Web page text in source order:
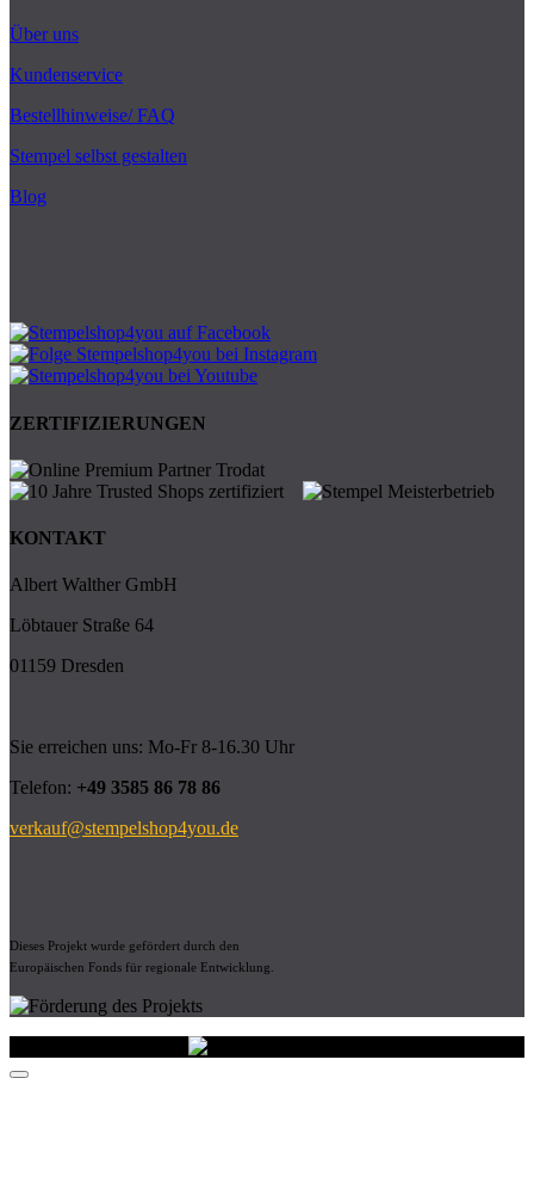
Über uns
Kundenservice
Bestellhinweise/ FAQ
Stempel selbst gestalten
Blog
ZERTIFIZIERUNGEN
KONTAKT
Albert Walther GmbH
Löbtauer Straße 64
01159 Dresden
Sie erreichen uns: Mo-Fr 8-16.30 Uhr
Telefon: +49 3585 86 78 86
verkauf@stempelshop4you.de
Dieses Projekt wurde gefördert durch den
Europäischen Fonds für regionale Entwicklung.